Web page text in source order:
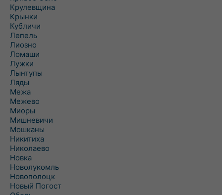
Крулевщина
Крынки
Кубличи
Лепель
Лиозно
Ломаши
Лужки
Лынтупы
Ляды
Межа
Межево
Миоры
Мишневичи
Мошканы
Никитиха
Николаево
Новка
Новолукомль
Новополоцк
Новый Погост